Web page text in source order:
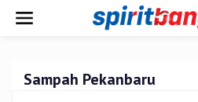
Sampah Pekanbaru